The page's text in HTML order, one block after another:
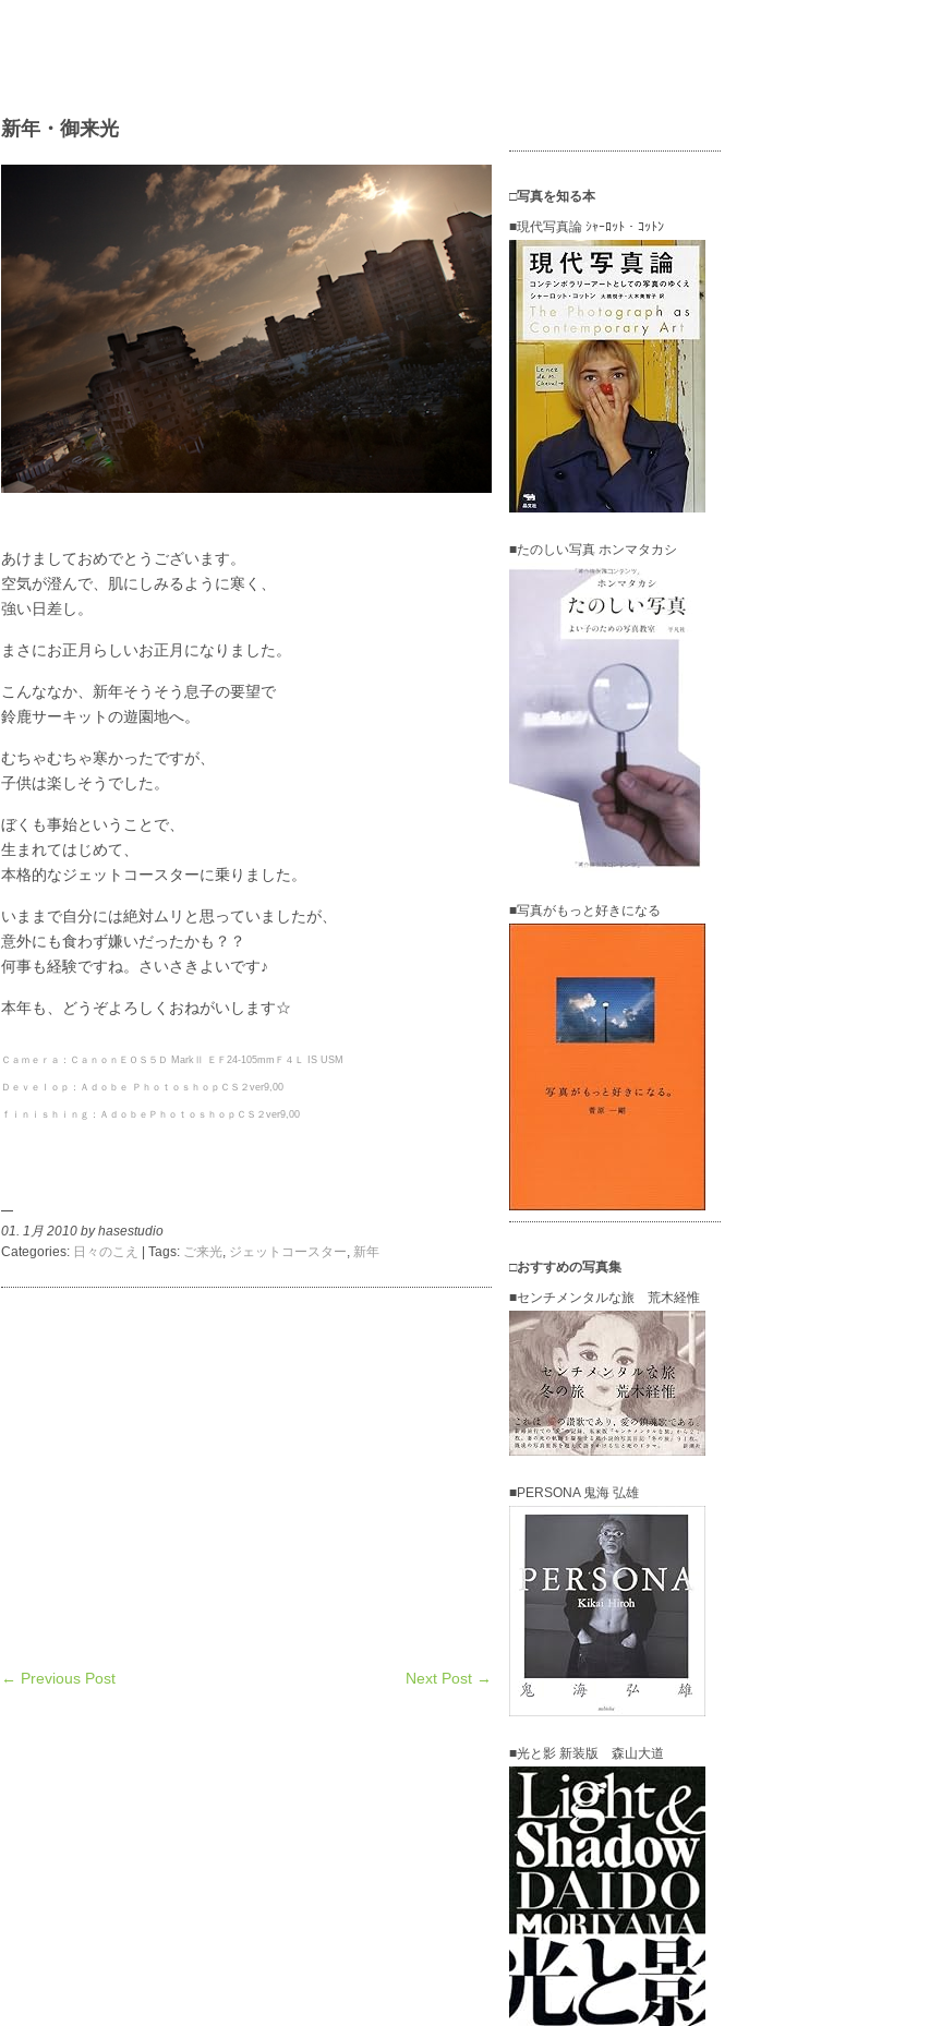
新年・御来光
あけましておめでとうございます。
空気が澄んで、肌にしみるように寒く、
強い日差し。
まさにお正月らしいお正月になりました。
こんななか、新年そうそう息子の要望で
鈴鹿サーキットの遊園地へ。
むちゃむちゃ寒かったですが、
子供は楽しそうでした。
ぼくも事始ということで、
生まれてはじめて、
本格的なジェットコースターに乗りました。
いままで自分には絶対ムリと思っていましたが、
意外にも食わず嫌いだったかも？？
何事も経験ですね。さいさきよいです♪
本年も、どうぞよろしくおねがいします☆
Ｃａｍｅｒａ：ＣａｎｏｎＥＯＳ５Ｄ MarkⅡ ＥＦ24-105mmＦ４Ｌ IS USM
Ｄｅｖｅｌｏｐ：Ａｄｏｂｅ ＰｈｏｔｏｓｈｏｐＣＳ２ver9,00
ｆｉｎｉｓｈｉｎｇ：ＡｄｏｂｅＰｈｏｔｏｓｈｏｐＣＳ２ver9,00
01. 1月 2010 by hasestudio
Categories: 日々のこえ | Tags: ご来光, ジェットコースター, 新年
← Previous Post Next Post →
□写真を知る本
■現代写真論 ｼｬｰﾛｯﾄ・ｺｯﾄﾝ
■たのしい写真 ホンマタカシ
■写真がもっと好きになる
□おすすめの写真集
■センチメンタルな旅 荒木経惟
■PERSONA 鬼海 弘雄
■光と影 新装版 森山大道